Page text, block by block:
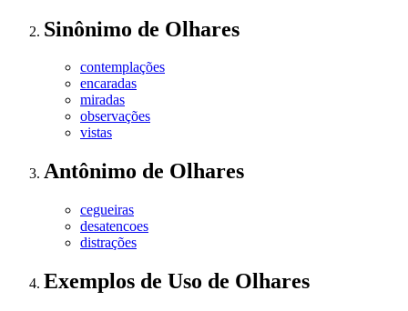
Sinônimo de Olhares
contemplações
encaradas
miradas
observações
vistas
Antônimo de Olhares
cegueiras
desatencoes
distrações
Exemplos de Uso de Olhares